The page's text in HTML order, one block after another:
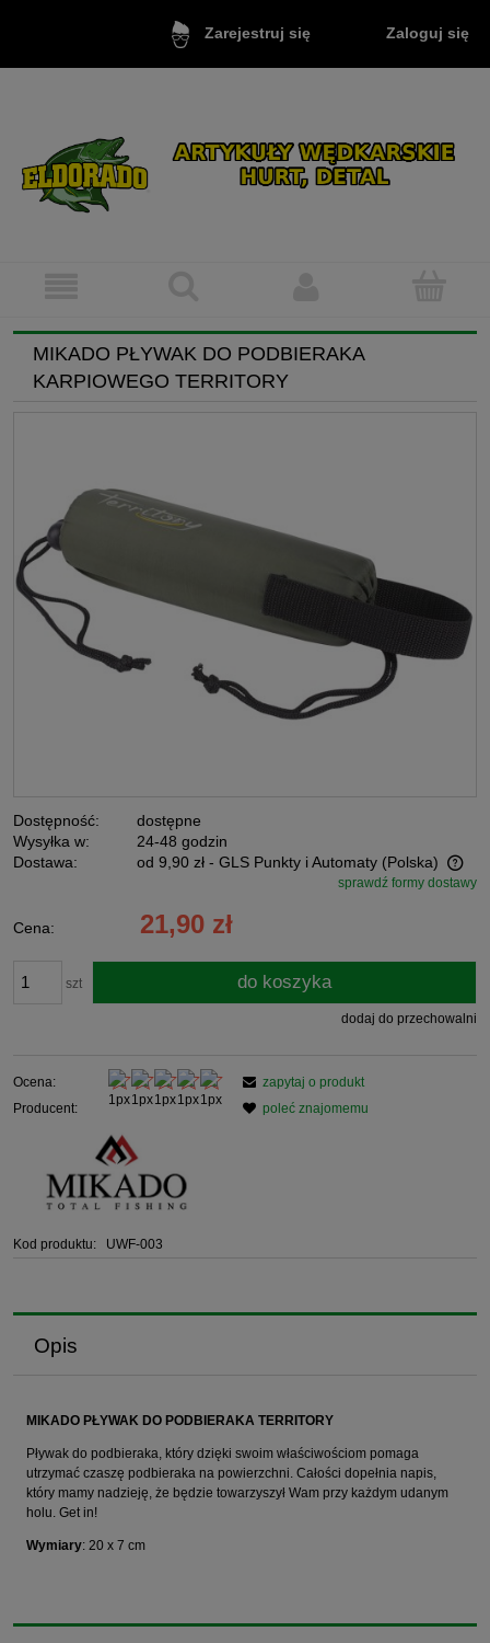
Zarejestruj się Zaloguj się
MIKADO PŁYWAK DO PODBIERAKA
KARPIOWEGO TERRITORY
Dostępność:
dostępne
Wysyłka w:
24-48 godzin
Dostawa:
od 9,90 zł - GLS Punkty i Automaty (Polska)
Cena nie zawiera ewentualnych kosztów płatnościsprawdź formy dostawy
Cena: 21,90 zł
szt do koszyka
dodaj do przechowalni
Ocena:
Producent:
Kod produktu: UWF-003
zapytaj o produkt
poleć znajomemu
Opis
MIKADO PŁYWAK DO PODBIERAKA TERRITORY
Pływak do podbieraka, który dzięki swoim właściwościom pomaga
utrzymać czaszę podbieraka na powierzchni. Całości dopełnia napis,
który mamy nadzieję, że będzie towarzyszył Wam przy każdym udanym
holu. Get in!
Wymiary: 20 x 7 cm